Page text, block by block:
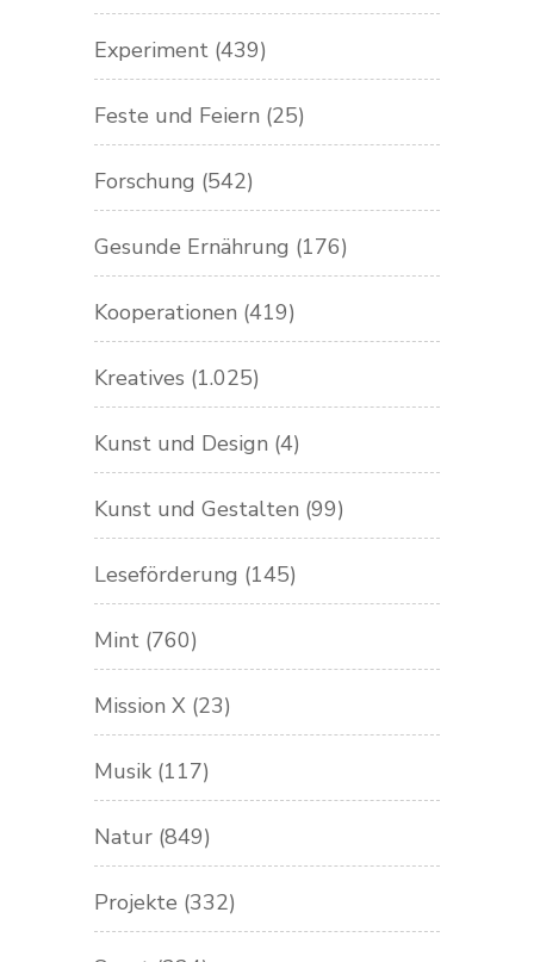
Experiment (439)
Feste und Feiern (25)
Forschung (542)
Gesunde Ernährung (176)
Kooperationen (419)
Kreatives (1.025)
Kunst und Design (4)
Kunst und Gestalten (99)
Leseförderung (145)
Mint (760)
Mission X (23)
Musik (117)
Natur (849)
Projekte (332)